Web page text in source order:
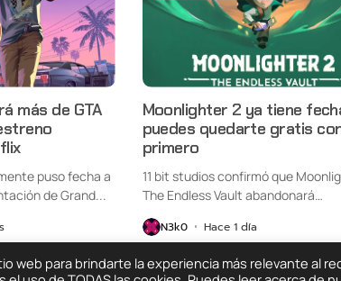
más de GTA
puso fecha a
de Grand...
Moonlighter 2 ya tiene
puedes quedarte gratis
primero
11 bit studios confirmó que
The Endless Vault abandonará
N3k0 Hace 1 día
web para brindarte la experiencia más relevante al